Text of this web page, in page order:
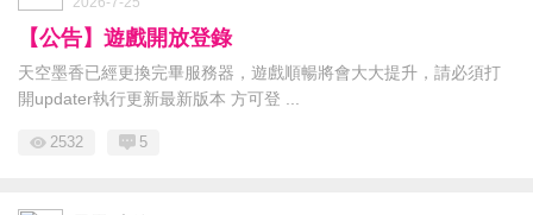
【公告】遊戲開放登錄
天空墨香已經更換完畢服務器，遊戲順暢將會大大提升，請必須打
開updater執行更新最新版本 方可登 ...
2532 5